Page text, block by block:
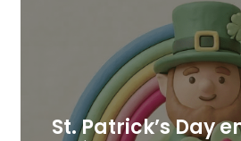
St. Patrick’s Day